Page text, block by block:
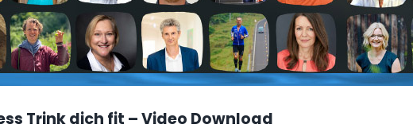
Trink dich fit – Video Download